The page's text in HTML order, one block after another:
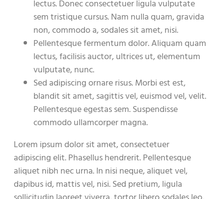
lectus. Donec consectetuer ligula vulputate
sem tristique cursus. Nam nulla quam, gravida
non, commodo a, sodales sit amet, nisi.
Pellentesque fermentum dolor. Aliquam quam
lectus, facilisis auctor, ultrices ut, elementum
vulputate, nunc.
Sed adipiscing ornare risus. Morbi est est,
blandit sit amet, sagittis vel, euismod vel, velit.
Pellentesque egestas sem. Suspendisse
commodo ullamcorper magna.
Lorem ipsum dolor sit amet, consectetuer
adipiscing elit. Phasellus hendrerit. Pellentesque
aliquet nibh nec urna. In nisi neque, aliquet vel,
dapibus id, mattis vel, nisi. Sed pretium, ligula